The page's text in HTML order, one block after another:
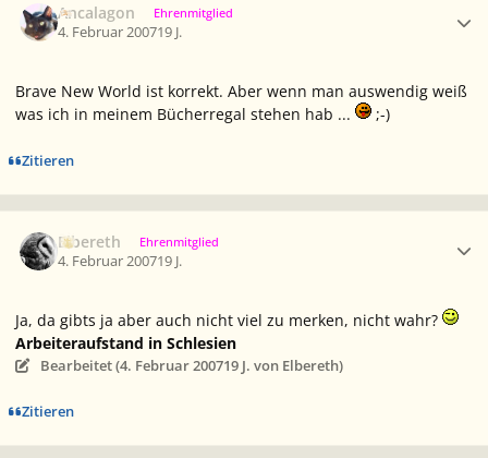
Ancalagon Ehrenmitglied
4. Februar 200719 J.
Brave New World ist korrekt. Aber wenn man auswendig weiß
was ich in meinem Bücherregal stehen hab ...
;-)
Zitieren
Elbereth Ehrenmitglied
4. Februar 200719 J.
Ja, da gibts ja aber auch nicht viel zu merken, nicht wahr?
Arbeiteraufstand in Schlesien
Bearbeitet (4. Februar 200719 J. von Elbereth)
Zitieren